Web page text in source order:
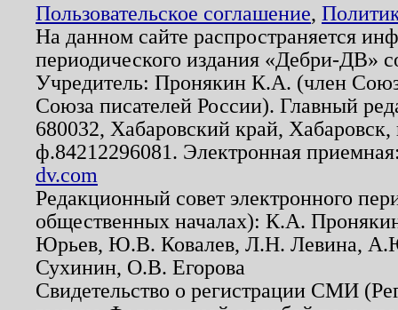
Пользовательское соглашение,
На данном сайте распространяется
периодического издания «Дебри-ДВ»
Учредитель: Пронякин К.А. (член
Союза писателей России). Главный
680032, Хабаровский край,
ф.84212296081. Электронная
dv.com
Редакционный совет электронного
общественных началах): К.А.
Юрьев, Ю.В. Ковалев, Л.Н. Левина,
Сухинин, О.В. Егорова
Свидетельство о регистрации СМИ